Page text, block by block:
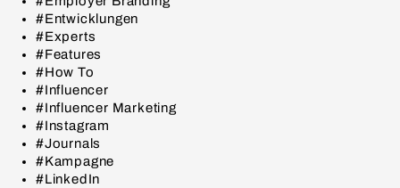
#Entwicklungen
#Experts
#Features
#How To
#Influencer
#Influencer Marketing
#Instagram
#Journals
#Kampagne
#LinkedIn